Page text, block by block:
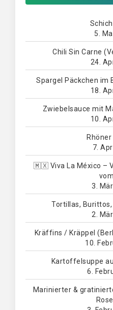
5.
Chili Sin Carne
24.
Spargel Päckchen im
18.
Zwiebelsauce mit
10.
7.
🇲🇽 Viva La México –
vom
3.
Tortillas, Burittos,
2.
Kräffins / Kräppel
10.
Kartoffelsuppe
6.
Marinierter &